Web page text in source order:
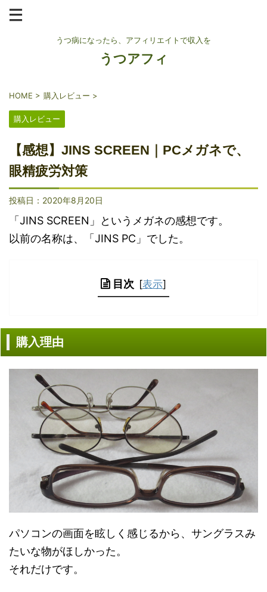
うつ病になったら、アフィリエイトで収入を
うつアフィ
HOME > 購入レビュー >
購入レビュー
【感想】JINS SCREEN｜PCメガネで、
眼精疲労対策
投稿日： 2020年8月20日
「JINS SCREEN」というメガネの感想です。
以前の名称は、「JINS PC」でした。
目次 [表示]
購入理由
パソコンの画面を眩しく感じるから、サングラスみ
たいな物がほしかった。
それだけです。